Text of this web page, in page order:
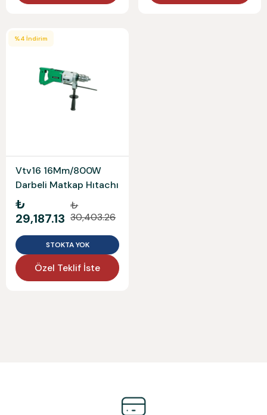
%4 İndirim
Vtv16 16Mm/800W
Darbeli Matkap Hıtachı
₺
29,187.13
₺
30,403.26
STOKTA YOK
Özel Teklif İste